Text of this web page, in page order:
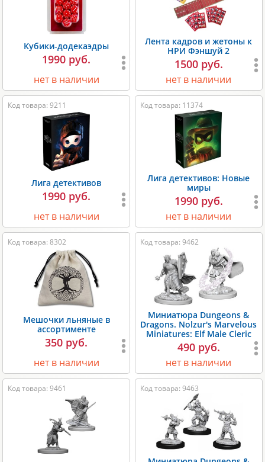
Кубики-додекаэдры
1990 руб.
нет в наличии
Лента кадров и жетоны к
НРИ Фэншуй 2
1500 руб.
нет в наличии
Код товара: 9211
Лига детективов
1990 руб.
нет в наличии
Код товара: 11374
Лига детективов: Новые
миры
1990 руб.
нет в наличии
Код товара: 8302
Мешочки льняные в
ассортименте
350 руб.
нет в наличии
Код товара: 9462
Миниатюра Dungeons &
Dragons. Nolzur's Marvelous
Miniatures: Elf Male Cleric
490 руб.
нет в наличии
Код товара: 9461 Код товара: 9463